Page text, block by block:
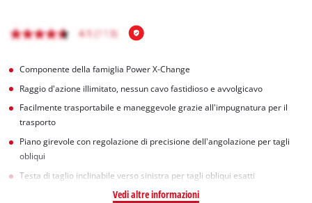
Componente della famiglia Power X-Change
Raggio d'azione illimitato, nessun cavo fastidioso e avvolgicavo
Facilmente trasportabile e maneggevole grazie all'impugnatura per il
trasporto
Piano girevole con regolazione di precisione dell'angolazione per tagli
obliqui
Testa di taglio inclinabile verso sinistra per tagli obliqui esatti
Vedi altre informazioni